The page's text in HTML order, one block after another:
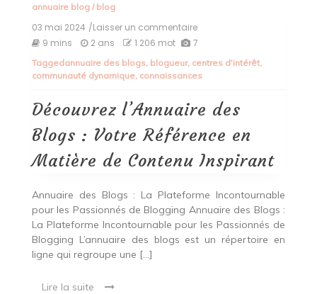
annuaire blog/ blog
03 mai 2024 /Laisser un commentaireon
Découvrez
des
Blogs
Référence
Matière
de
Contenu
9 mins 2 ans 1 206 mot 7
Taggedannuaire des blogs, blogueur, centres d'intérêt,
communauté dynamique, connaissances
Découvrez l’Annuaire des
Blogs : Votre Référence en
Matière de Contenu Inspirant
Annuaire des Blogs : La Plateforme Incontournable
pour les Passionnés de Blogging Annuaire des Blogs :
La Plateforme Incontournable pour les Passionnés de
Blogging L’annuaire des blogs est un répertoire en
ligne qui regroupe une […]
Lire la suite